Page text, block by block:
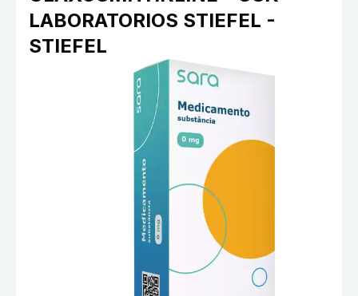
LABORATORIOS STIEFEL -
STIEFEL